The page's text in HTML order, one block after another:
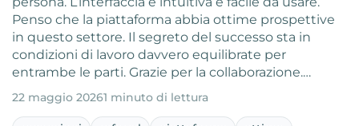
Penso che la piattaforma abbia ottime prospettive
in questo settore. Il segreto del successo sta in
condizioni di lavoro davvero equilibrate per
entrambe le parti. Grazie per la collaborazione.…
22 maggio 20261 minuto di lettura